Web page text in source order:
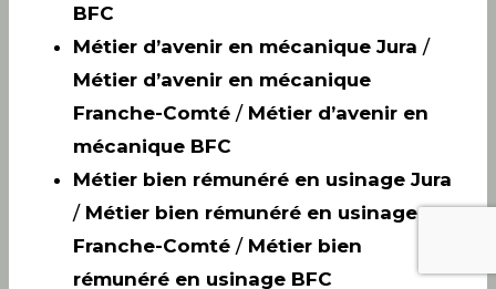
BFC
Métier d’avenir en mécanique Jura /
Métier d’avenir en mécanique
Franche-Comté / Métier d’avenir en
mécanique BFC
Métier bien rémunéré en usinage Jura
/ Métier bien rémunéré en usinage
Franche-Comté / Métier bien
rémunéré en usinage BFC